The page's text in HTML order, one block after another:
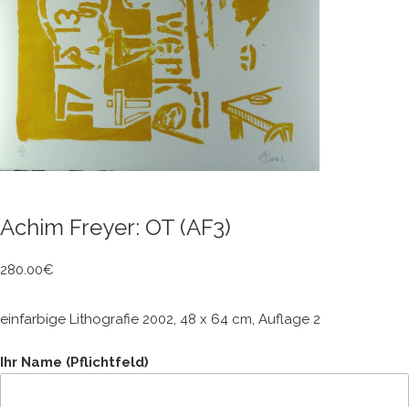
Achim Freyer: OT (AF3)
280.00€
einfarbige Lithografie 2002, 48 x 64 cm, Auflage 2
Ihr Name (Pflichtfeld)